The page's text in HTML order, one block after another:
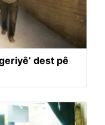
dest pê